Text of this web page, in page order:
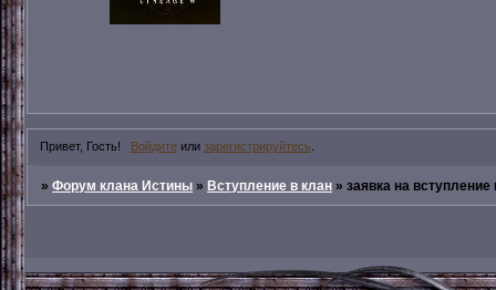
Привет, Гость! Войдитеили зарегистрируйтесь
»Форум клана Истины »Вступление в клан »заявка на вступление